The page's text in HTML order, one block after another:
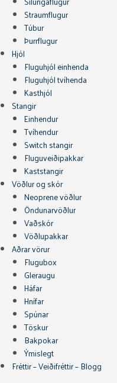
Straumflugur
Túbur
Þurrflugur
Hjól
Fluguhjól einhenda
Fluguhjól tvíhenda
Kasthjól
Stangir
Einhendur
Tvíhendur
Switch stangir
Fluguveiðipakkar
Kaststangir
Vöðlur og skór
Neoprene vöðlur
Öndunarvöðlur
Vaðskór
Vöðlupakkar
Aðrar vörur
Flugubox
Gleraugu
Háfar
Hnífar
Spúnar
Töskur
Bakpokar
Ýmislegt
Fréttir – Veiðifréttir – Blogg